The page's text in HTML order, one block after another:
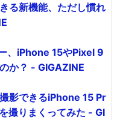
る新機能、ただし慣れ
、iPhone 15やPixel 9
か？ - GIGAZINE
影できるiPhone 15 Pr
撮りまくってみた - GI